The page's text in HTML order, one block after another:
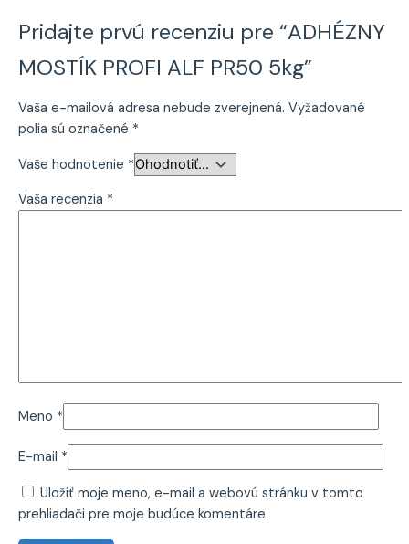
Pridajte prvú recenziu pre “ADHÉZNY
MOSTÍK PROFI ALF PR50 5kg”
Vaša e-mailová adresa nebude zverejnená. Vyžadované
polia sú označené *
Vaše hodnotenie *
Vaša recenzia *
Meno *
E-mail *
Uložiť moje meno, e-mail a webovú stránku v tomto
prehliadači pre moje budúce komentáre.